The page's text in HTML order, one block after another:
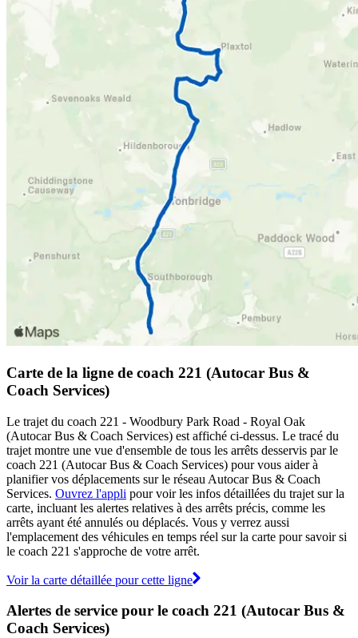
Carte de la ligne de coach 221 (Autocar Bus &
Coach Services)
Le trajet du coach 221 - Woodbury Park Road - Royal Oak
(Autocar Bus & Coach Services) est affiché ci-dessus. Le tracé du
trajet montre une vue d'ensemble de tous les arrêts desservis par le
coach 221 (Autocar Bus & Coach Services) pour vous aider à
planifier vos déplacements sur le réseau Autocar Bus & Coach
Services. Ouvrez l'appli pour voir les infos détaillées du trajet sur la
carte, incluant les alertes relatives à des arrêts précis, comme les
arrêts ayant été annulés ou déplacés. Vous y verrez aussi
l'emplacement des véhicules en temps réel sur la carte pour savoir si
le coach 221 s'approche de votre arrêt.
Voir la carte détaillée pour cette ligne
Alertes de service pour le coach 221 (Autocar Bus &
Coach Services)